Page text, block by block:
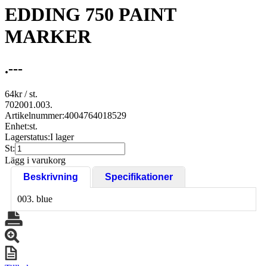
EDDING 750 PAINT
MARKER
.---
64kr/ st.
702001.003.
Artikelnummer:4004764018529
Enhet:st.
Lagerstatus:I lager
St:
Lägg i varukorg
Beskrivning
Specifikationer
003. blue